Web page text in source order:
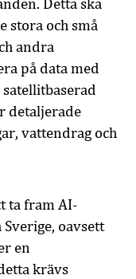
Detta ska
stora och små
andra
på data med
detaljerade
vattendrag och
ta fram AI-
oavsett
en
krävs